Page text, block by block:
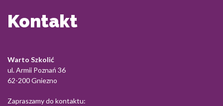
Kontakt
Warto Szkolić
ul. Armii Poznań 36
62-200 Gniezno
Zapraszamy do kontaktu: